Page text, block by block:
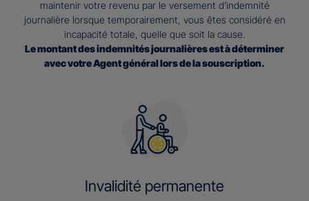
maintenir votre revenu par le versement d’indemnité
journalière lorsque temporairement, vous êtes considéré en
incapacité totale, quelle que soit la cause.
Le montant des indemnités journalières est à déterminer
avec votre Agent général lors de la souscription.
Invalidité permanente